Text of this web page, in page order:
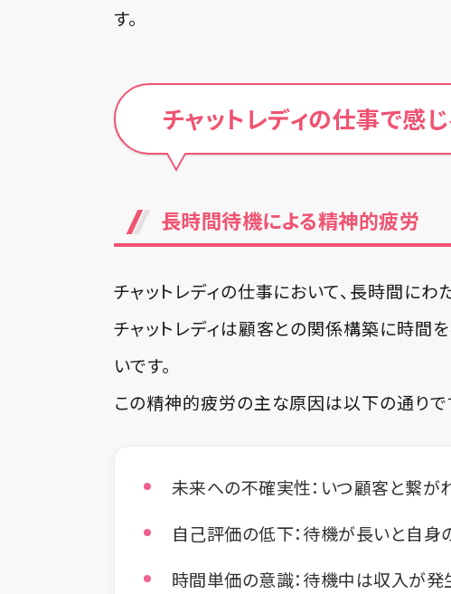
す。
チャットレディの仕事で感
長時間待機による精神的疲労
チャットレディの仕事において、長時間に
チャットレディは顧客との関係構築に時間
いです。
この精神的疲労の主な原因は以下の通りで
未来への不確実性：いつ顧客と繋が
自己評価の低下：待機が長いと自身
時間単価の意識：待機中は収入が発